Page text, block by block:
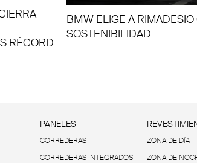
RÉCORD
BMW ELIGE A
SOSTENIBILIDAD
PANELES
CORREDERAS
CORREDERAS INTEGRADOS
ZONA DE DÍA
ZONA DE